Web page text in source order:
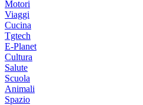
Motori
Viaggi
Cucina
Tgtech
E-Planet
Cultura
Salute
Scuola
Animali
Spazio